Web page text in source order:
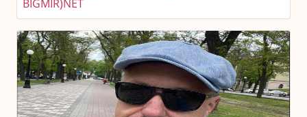
BIGMIR)NET